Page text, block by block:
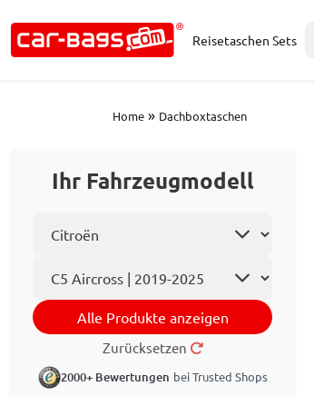
Reisetaschen Sets
Home » Dachboxtaschen
Ihr Fahrzeugmodell
Alle Produkte anzeigen
Zurücksetzen
2000+ Bewertungen bei Trusted Shops